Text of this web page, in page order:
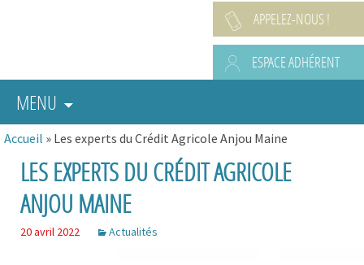
APPELEZ-NOUS !
ESPACE ADHÉRENT
MENU
Accueil » Les experts du Crédit Agricole Anjou Maine
LES EXPERTS DU CRÉDIT AGRICOLE
ANJOU MAINE
20 avril 2022 Actualités